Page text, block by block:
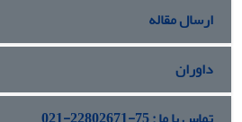
ارسال مقاله
داوران